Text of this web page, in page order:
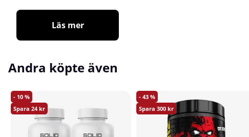
Läs mer
Andra köpte även
10
24
43
300